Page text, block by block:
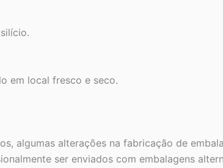
em local fresco e seco.
algumas alterações na fabricação de
ser enviados com embalagens